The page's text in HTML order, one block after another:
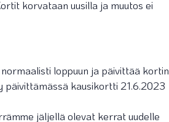
korvataan uusilla ja muutos ei
loppuun ja päivittää kortin
päivittämässä kausikortti 21.6.2023
jäljellä olevat kerrat uudelle